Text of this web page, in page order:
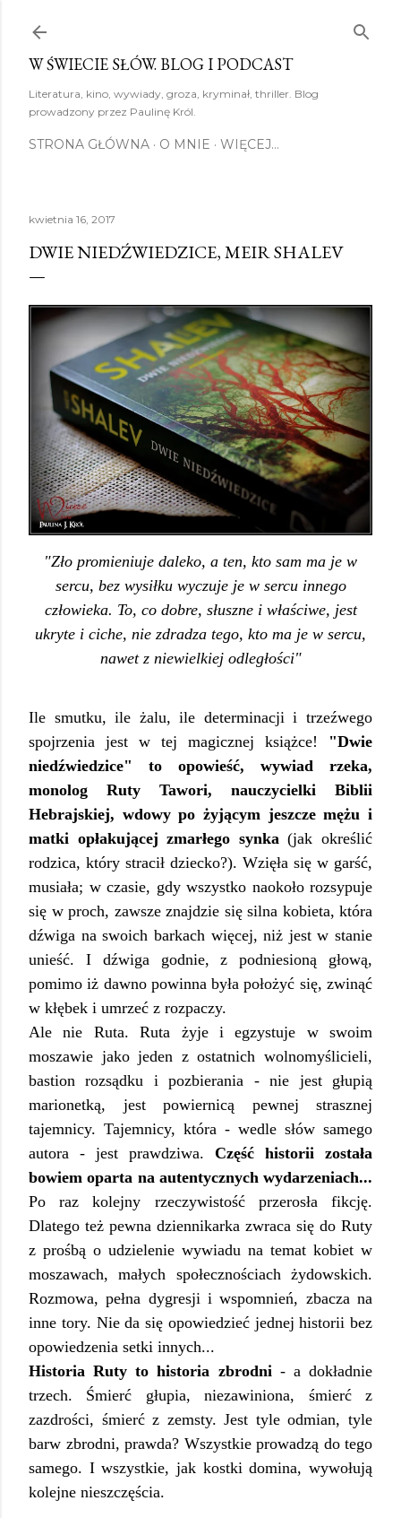
W ŚWIECIE SŁÓW. BLOG I PODCAST
Literatura, kino, wywiady, groza, kryminał, thriller. Blog
prowadzony przez Paulinę Król.
STRONA GŁÓWNA O MNIE WIĘCEJ…
kwietnia 16, 2017
DWIE NIEDŹWIEDZICE, MEIR SHALEV
"Zło promieniuje daleko, a ten, kto sam ma je w
sercu, bez wysiłku wyczuje je w sercu innego
człowieka. To, co dobre, słuszne i właściwe, jest
ukryte i ciche, nie zdradza tego, kto ma je w sercu,
nawet z niewielkiej odległości"
Ile smutku, ile żalu, ile determinacji i trzeźwego
spojrzenia jest w tej magicznej książce! "Dwie
niedźwiedzice" to opowieść, wywiad rzeka,
monolog Ruty Tawori, nauczycielki Biblii
Hebrajskiej, wdowy po żyjącym jeszcze mężu i
matki opłakującej zmarłego synka(jak określić
rodzica, który stracił dziecko?). Wzięła się w garść,
musiała; w czasie, gdy wszystko naokoło rozsypuje
się w proch, zawsze znajdzie się silna kobieta, która
dźwiga na swoich barkach więcej, niż jest w stanie
unieść. I dźwiga godnie, z podniesioną głową,
pomimo iż dawno powinna była położyć się, zwinąć
w kłębek i umrzeć z rozpaczy.
Ale nie Ruta. Ruta żyje i egzystuje w swoim
moszawie jako jeden z ostatnich wolnomyślicieli,
bastion rozsądku i pozbierania - nie jest głupią
marionetką, jest powiernicą pewnej strasznej
tajemnicy. Tajemnicy, która - wedle słów samego
autora - jest prawdziwa. Część historii została
bowiem oparta na autentycznych wydarzeniach...
Po raz kolejny rzeczywistość przerosła fikcję.
Dlatego też pewna dziennikarka zwraca się do Ruty
z prośbą o udzielenie wywiadu na temat kobiet w
moszawach, małych społecznościach żydowskich.
Rozmowa, pełna dygresji i wspomnień, zbacza na
inne tory. Nie da się opowiedzieć jednej historii bez
opowiedzenia setki innych...
Historia Ruty to historia zbrodni - a dokładnie
trzech. Śmierć głupia, niezawiniona, śmierć z
zazdrości, śmierć z zemsty. Jest tyle odmian, tyle
barw zbrodni, prawda? Wszystkie prowadzą do tego
samego. I wszystkie, jak kostki domina, wywołują
kolejne nieszczęścia.